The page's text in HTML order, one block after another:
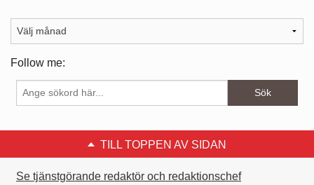
Follow me:
TILL TOPPEN AV SIDAN
Se tjänstgörande redaktör och redaktionschef